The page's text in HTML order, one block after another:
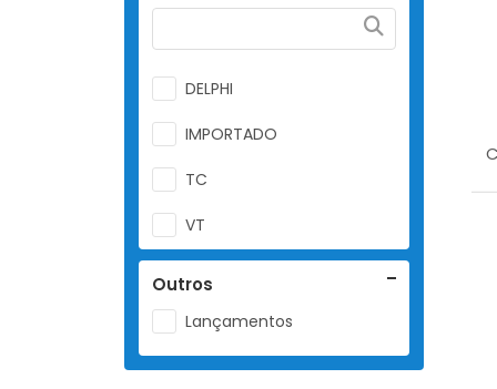
DELPHI
IMPORTADO
TC
VT
Outros
Lançamentos